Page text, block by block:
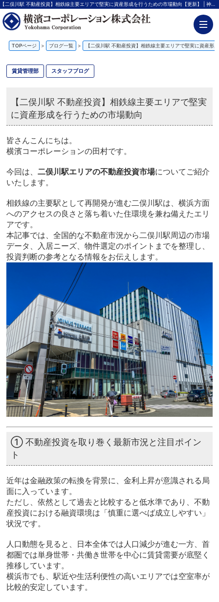
【二俣川駅 不動産投資】相鉄線主要エリアで堅実に資産形成を行うための市場動向【更新】 | 神奈川の不動産投資、新築アパート経営は横濱コーポレーション
TOPページ > ブログ一覧 > 【二俣川駅 不動産投資】相鉄線主要エリアで堅実に資産形
賃貸管理部 スタッフブログ
【二俣川駅 不動産投資】相鉄線主要エリアで堅実
に資産形成を行うための市場動向
皆さんこんにちは。
横濱コーポレーションの田村です。
今回は、二俣川駅エリアの不動産投資市場についてご紹介
いたします。
相鉄線の主要駅として再開発が進む二俣川駅は、横浜方面
へのアクセスの良さと落ち着いた住環境を兼ね備えたエリ
アです。
本記事では、全国的な不動産市況から二俣川駅周辺の市場
データ、入居ニーズ、物件選定のポイントまでを整理し、
投資判断の参考となる情報をお伝えします。
① 不動産投資を取り巻く最新市況と注目ポイン
ト
近年は金融政策の転換を背景に、金利上昇が意識される局
面に入っています。
ただし、依然として過去と比較すると低水準であり、不動
産投資における融資環境は「慎重に選べば成立しやすい」
状況です。
人口動態を見ると、日本全体では人口減少が進む一方、首
都圏では単身世帯・共働き世帯を中心に賃貸需要が底堅く
推移しています。
横浜市でも、駅近や生活利便性の高いエリアでは空室率が
比較的安定しています。